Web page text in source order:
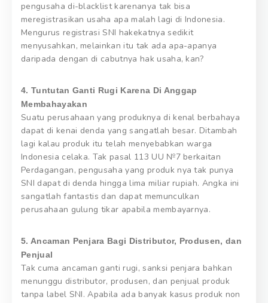
pengusaha di-blacklist karenanya tak bisa
meregistrasikan usaha apa malah lagi di Indonesia.
Mengurus registrasi SNI hakekatnya sedikit
menyusahkan, melainkan itu tak ada apa-apanya
daripada dengan di cabutnya hak usaha, kan?
4. Tuntutan Ganti Rugi Karena Di Anggap
Membahayakan
Suatu perusahaan yang produknya di kenal berbahaya
dapat di kenai denda yang sangatlah besar. Ditambah
lagi kalau produk itu telah menyebabkan warga
Indonesia celaka. Tak pasal 113 UU №7 berkaitan
Perdagangan, pengusaha yang produk nya tak punya
SNI dapat di denda hingga lima miliar rupiah. Angka ini
sangatlah fantastis dan dapat memunculkan
perusahaan gulung tikar apabila membayarnya.
5. Ancaman Penjara Bagi Distributor, Produsen, dan
Penjual
Tak cuma ancaman ganti rugi, sanksi penjara bahkan
menunggu distributor, produsen, dan penjual produk
tanpa label SNI. Apabila ada banyak kasus produk non